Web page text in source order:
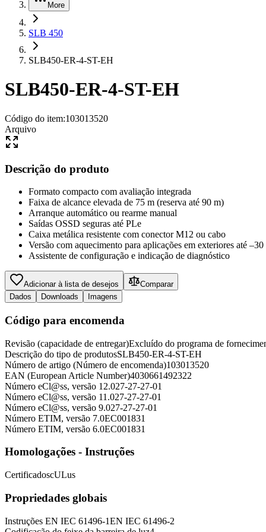
More
SLB 450
SLB450-ER-4-ST-EH
SLB450-ER-4-ST-EH
Código do item:103013520
Arquivo
Descrição do produto
Formato compacto com avaliação integrada
Faixa de alcance elevada de 75 m (reserva até 90 m)
Arranque automático ou rearme manual
Saídas OSSD seguras até PLe
Caixa metálica resistente com conector M12 ou cabo
Versão com aquecimento para aplicações em exteriores até –30
Assistente de configuração e indicação de diagnóstico
Adicionar à lista de desejos
Comparar
Dados
Downloads Imagens
Código para encomenda
Revisão (capacidade de entregar)Excluído do programa de
Descrição do tipo de produtosSLB450-ER-4-ST-EH
Número de artigo (Número de encomenda)103013520
EAN (European Article Number)4030661492322
Número eCl@ss, versão 12.027-27-27-01
Número eCl@ss, versão 11.027-27-27-01
Número eCl@ss, versão 9.027-27-27-01
Número ETIM, versão 7.0EC001831
Número ETIM, versão 6.0EC001831
Homologações - Instruções
CertificadoscULus
Propriedades globais
Instruções EN IEC 61496-1EN IEC 61496-2